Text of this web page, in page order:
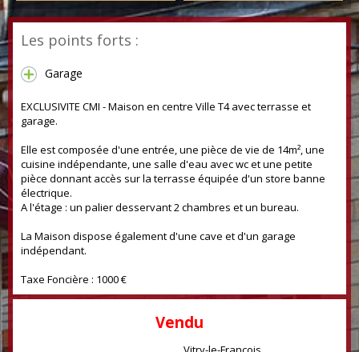
Les points forts :
Garage
EXCLUSIVITE CMI - Maison en centre Ville T4 avec terrasse et
garage.
Elle est composée d'une entrée, une pièce de vie de 14m², une
cuisine indépendante, une salle d'eau avec wc et une petite
pièce donnant accès sur la terrasse équipée d'un store banne
électrique.
A l'étage : un palier desservant 2 chambres et un bureau.
La Maison dispose également d'une cave et d'un garage
indépendant.
Taxe Foncière : 1000 €
Vendu